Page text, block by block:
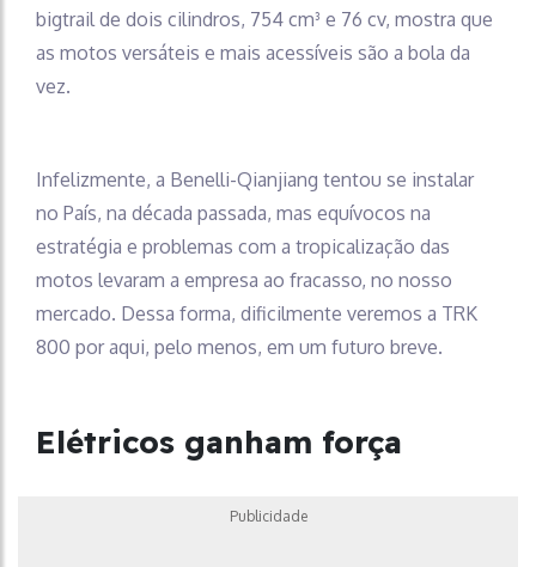
bigtrail de dois cilindros, 754 cm³ e 76 cv, mostra que
as motos versáteis e mais acessíveis são a bola da
vez.
Infelizmente, a Benelli-Qianjiang tentou se instalar
no País, na década passada, mas equívocos na
estratégia e problemas com a tropicalização das
motos levaram a empresa ao fracasso, no nosso
mercado. Dessa forma, dificilmente veremos a TRK
800 por aqui, pelo menos, em um futuro breve.
Elétricos ganham força
Publicidade